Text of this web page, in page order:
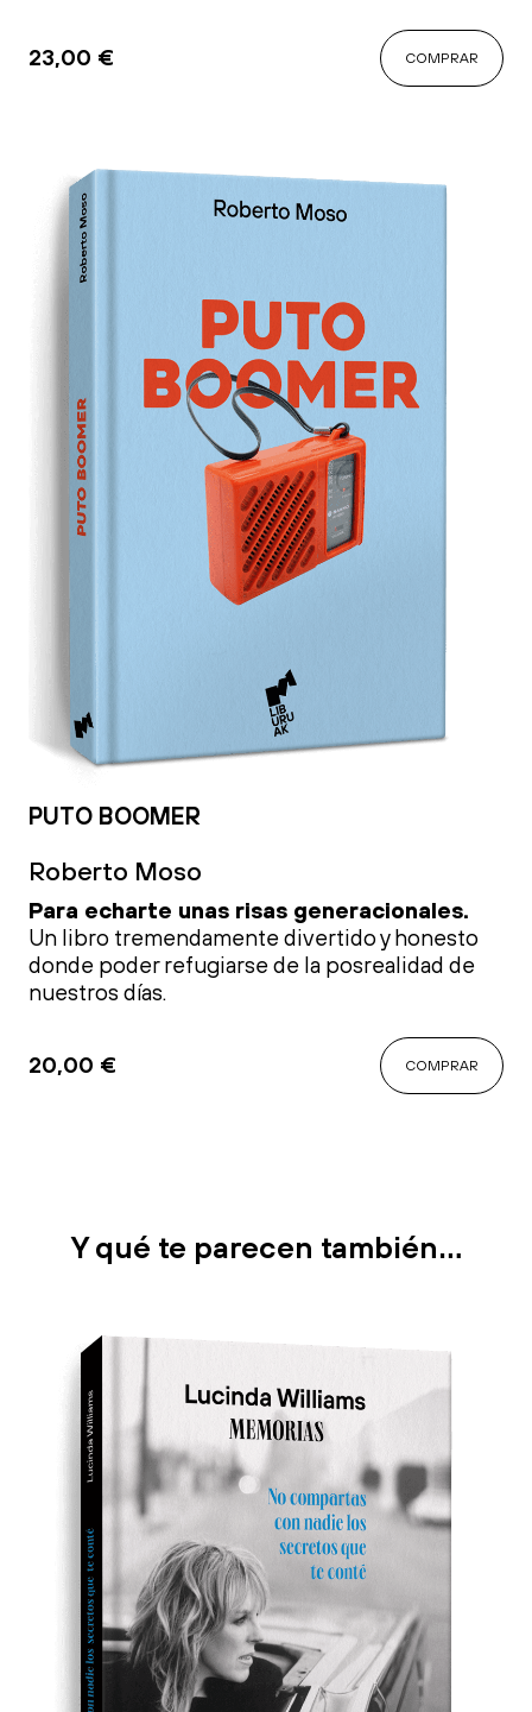
23,00 € COMPRAR
PUTO BOOMER
Roberto Moso
Para echarte unas risas generacionales.
Un libro tremendamente divertido y honesto
donde poder refugiarse de la posrealidad de
nuestros días.
20,00 € COMPRAR
Y qué te parecen también…